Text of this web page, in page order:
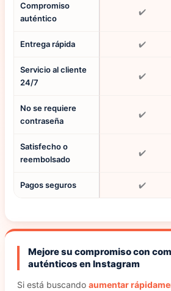
Compromiso
auténtico
✔️
Entrega rápida ✔️
Servicio al cliente
24/7
✔️
No se requiere
contraseña
✔️
Satisfecho o
reembolsado
✔️
Pagos seguros ✔️
Mejore su compromiso con
auténticos en Instagram
Si está buscando aumentar